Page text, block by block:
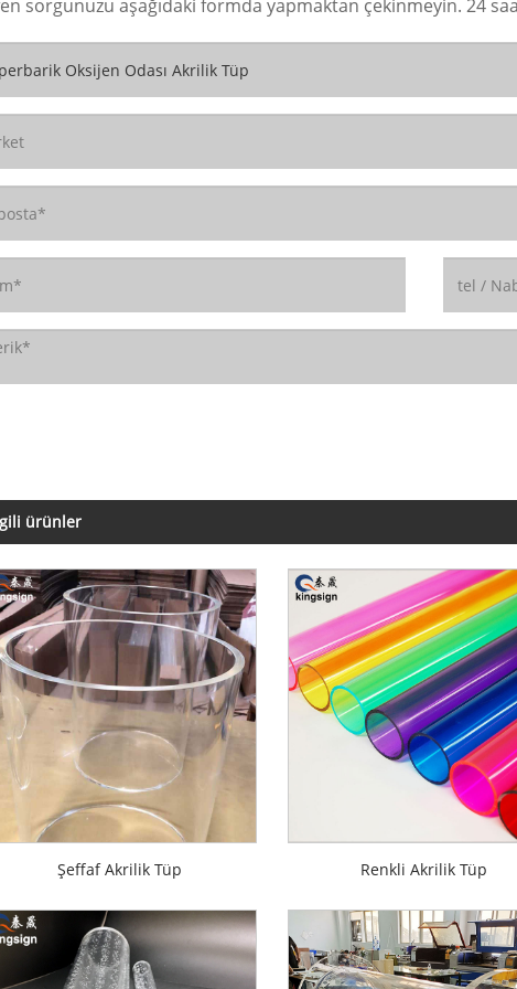
sorgunuzu aşağıdaki formda yapmaktan çekinmeyin. 24
ürünler
Şeffaf Akrilik Tüp Renkli Akrilik Tüp